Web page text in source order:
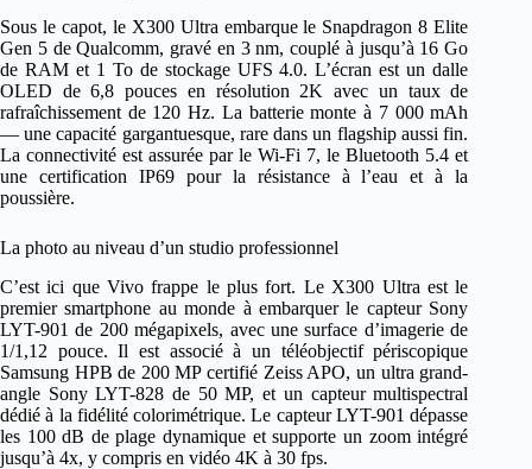
Sous le capot, le X300 Ultra embarque le Snapdragon 8 Elite
Gen 5 de Qualcomm, gravé en 3 nm, couplé à jusqu’à 16 Go
de RAM et 1 To de stockage UFS 4.0. L’écran est un dalle
OLED de 6,8 pouces en résolution 2K avec un taux de
rafraîchissement de 120 Hz. La batterie monte à 7 000 mAh
— une capacité gargantuesque, rare dans un flagship aussi fin.
La connectivité est assurée par le Wi-Fi 7, le Bluetooth 5.4 et
une certification IP69 pour la résistance à l’eau et à la
poussière.
La photo au niveau d’un studio professionnel
C’est ici que Vivo frappe le plus fort. Le X300 Ultra est le
premier smartphone au monde à embarquer le capteur Sony
LYT-901 de 200 mégapixels, avec une surface d’imagerie de
1/1,12 pouce. Il est associé à un téléobjectif périscopique
Samsung HPB de 200 MP certifié Zeiss APO, un ultra grand-
angle Sony LYT-828 de 50 MP, et un capteur multispectral
dédié à la fidélité colorimétrique. Le capteur LYT-901 dépasse
les 100 dB de plage dynamique et supporte un zoom intégré
jusqu’à 4x, y compris en vidéo 4K à 30 fps.